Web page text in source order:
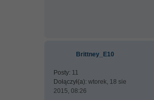
Brittney_E10
Posty: 11
Dołączył(a): wtorek, 18 sie
2015, 08:26